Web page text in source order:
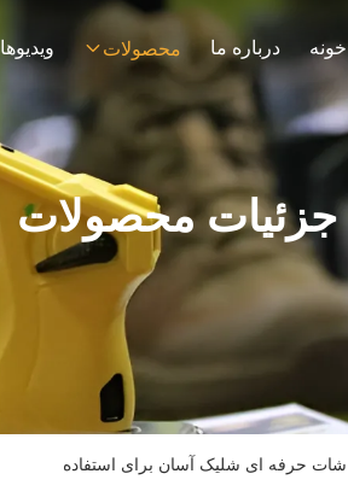
خونه درباره ما محصولات ویدیوها
جزئیات محصولات